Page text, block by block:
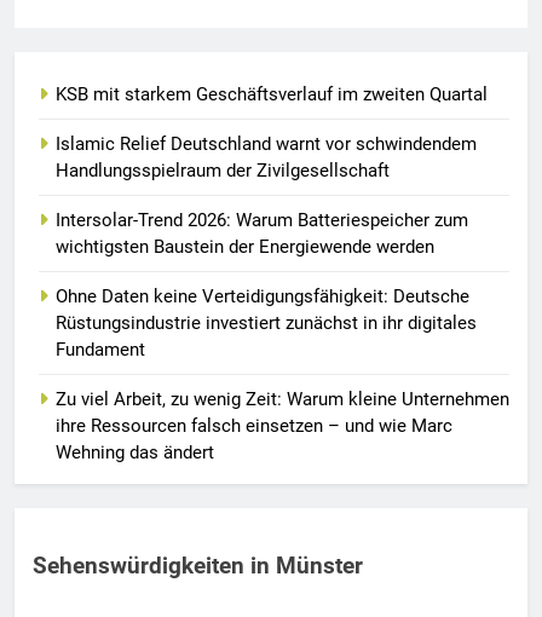
KSB mit starkem Geschäftsverlauf im zweiten Quartal
Islamic Relief Deutschland warnt vor schwindendem
Handlungsspielraum der Zivilgesellschaft
Intersolar-Trend 2026: Warum Batteriespeicher zum
wichtigsten Baustein der Energiewende werden
Ohne Daten keine Verteidigungsfähigkeit: Deutsche
Rüstungsindustrie investiert zunächst in ihr digitales
Fundament
Zu viel Arbeit, zu wenig Zeit: Warum kleine Unternehmen
ihre Ressourcen falsch einsetzen – und wie Marc
Wehning das ändert
Sehenswürdigkeiten in Münster